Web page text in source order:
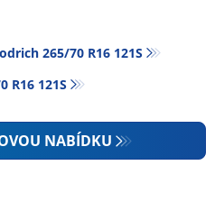
265/70 R16 121S
R16 121S
NABÍDKU